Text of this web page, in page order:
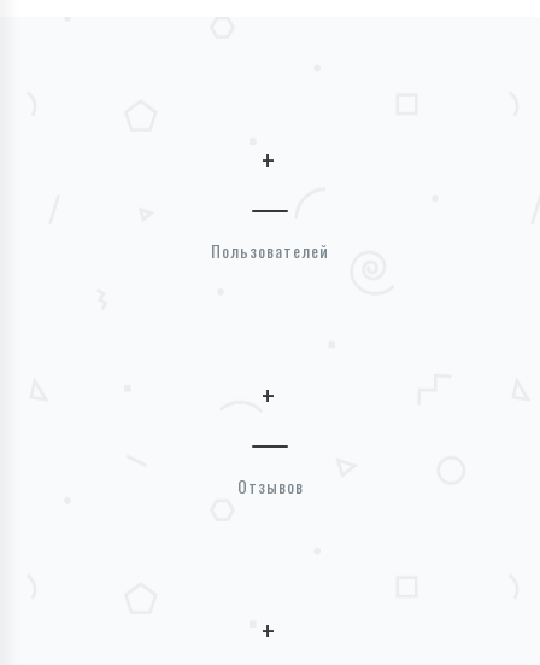
+
Пользователей
+
Отзывов
+